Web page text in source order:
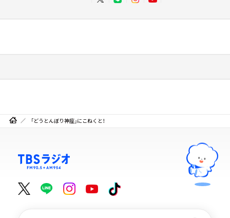
「どうとんぼり神座」にこねくと！